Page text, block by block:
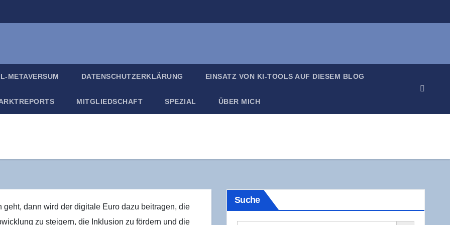
META­VER­SUM DATEN­SCHUTZ­ER­KLÄ­RUNG EIN­SATZ VON KI-TOOLS AUF DIE­SEM BLOG
MIT­GLIED­SCHAFT SPE­ZI­AL ÜBER MICH
dann wird der digi­ta­le Euro dazu bei­tra­gen, die
zu stei­gern, die Inklu­si­on zu för­dern und die
Suche
Search Button